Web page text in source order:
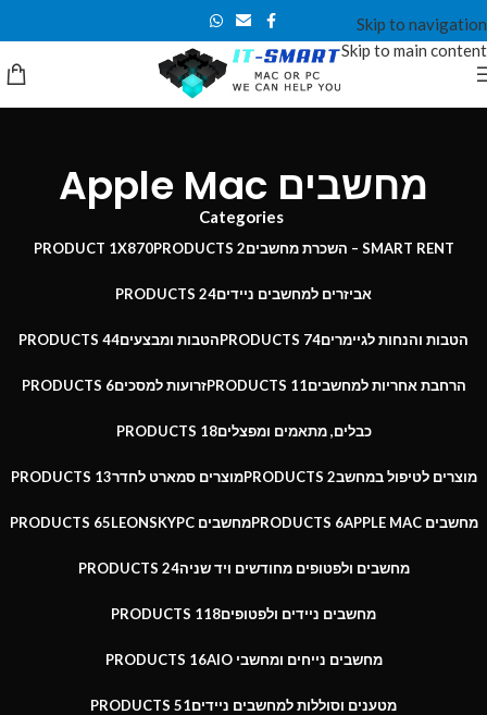
Skip to navigation
Skip to main content
מחשבים Apple Mac
Categories
SMART RENT – השכרת מחשבים 2 PRODUCTS
X870
1 PRODUCT
אביזרים למחשבים ניידים24 PRODUCTS
הטבות והנחות לגיימרים74 PRODUCTS הטבות ומבצעים44 PRODUCTS
הרחבת אחריות למחשבים11 PRODUCTS זרועות למסכים6 PRODUCTS
כבלים, מתאמים ומפצלים18 PRODUCTS
מוצרים לטיפול במחשב2 PRODUCTS מוצרים סמארט לחדר13 PRODUCTS
מחשבים APPLE MAC 6 PRODUCTS מחשבים LEONSKYPC 65 PRODUCTS
מחשבים ולפטופים מחודשים ויד שניה24 PRODUCTS
מחשבים ניידים ולפטופים118 PRODUCTS
מחשבים נייחים ומחשבי AIO 16 PRODUCTS
מטענים וסוללות למחשבים ניידים51 PRODUCTS